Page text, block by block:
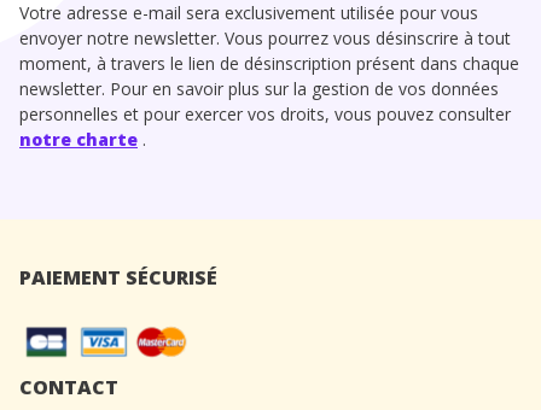
Votre adresse e-mail sera exclusivement utilisée pour vous
envoyer notre newsletter. Vous pourrez vous désinscrire à tout
moment, à travers le lien de désinscription présent dans chaque
newsletter. Pour en savoir plus sur la gestion de vos données
personnelles et pour exercer vos droits, vous pouvez consulter
notre charte .
PAIEMENT SÉCURISÉ
CONTACT